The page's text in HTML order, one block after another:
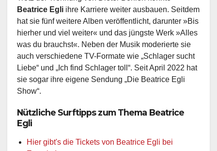
Beatrice Egli ihre Karriere weiter ausbauen. Seitdem
hat sie fünf weitere Alben veröffentlicht, darunter »Bis
hierher und viel weiter« und das jüngste Werk »Alles
was du brauchst«. Neben der Musik moderierte sie
auch verschiedene TV-Formate wie „Schlager sucht
Liebe“ und „Ich find Schlager toll“. Seit April 2022 hat
sie sogar ihre eigene Sendung „Die Beatrice Egli
Show“.
Nützliche Surftipps zum Thema Beatrice
Egli
Hier gibt's die Tickets von Beatrice Egli bei